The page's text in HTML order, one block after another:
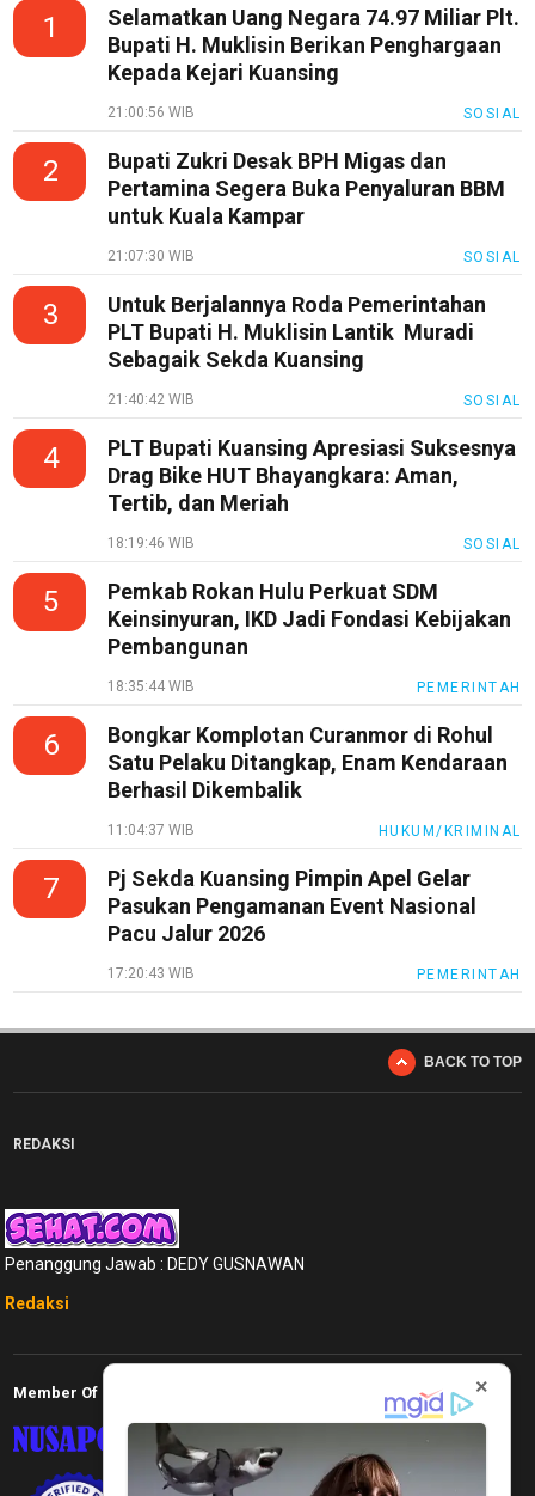
1
Selamatkan Uang Negara 74.97 Miliar Plt.
Bupati H. Muklisin Berikan Penghargaan
Kepada Kejari Kuansing
21:00:56 WIB SOSIAL
2
Bupati Zukri Desak BPH Migas dan
Pertamina Segera Buka Penyaluran BBM
untuk Kuala Kampar
21:07:30 WIB SOSIAL
3
Untuk Berjalannya Roda Pemerintahan
PLT Bupati H. Muklisin Lantik Muradi
Sebagaik Sekda Kuansing
21:40:42 WIB SOSIAL
4
PLT Bupati Kuansing Apresiasi Suksesnya
Drag Bike HUT Bhayangkara: Aman,
Tertib, dan Meriah
18:19:46 WIB SOSIAL
5
Pemkab Rokan Hulu Perkuat SDM
Keinsinyuran, IKD Jadi Fondasi Kebijakan
Pembangunan
18:35:44 WIB PEMERINTAH
6
Bongkar Komplotan Curanmor di Rohul
Satu Pelaku Ditangkap, Enam Kendaraan
Berhasil Dikembalik
11:04:37 WIB HUKUM/KRIMINAL
7
Pj Sekda Kuansing Pimpin Apel Gelar
Pasukan Pengamanan Event Nasional
Pacu Jalur 2026
17:20:43 WIB PEMERINTAH
BACK TO TOP
REDAKSI
Penanggung Jawab : DEDY GUSNAWAN
Redaksi
Member Of ×